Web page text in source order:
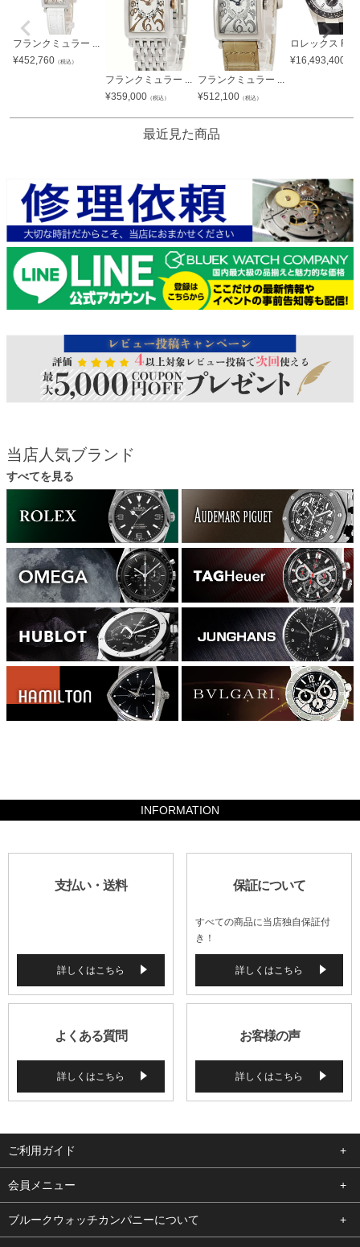
フランクミュラー ...
¥452,760 （税込）
フランクミュラー ...
¥359,000 （税込）
フランクミュラー ...
¥512,100 （税込）
ロレックス
¥16,493,400
最近見た商品
当店人気ブランド
すべてを見る
INFORMATION
支払い・送料
詳しくはこちら
保証について
すべての商品に当店独自保証付
き！
詳しくはこちら
よくある質問
詳しくはこちら
お客様の声
詳しくはこちら
ご利用ガイド
よくある質問
支払い・送料
会員メニュー
ログイン
ブルークウォッチカンパニーについて